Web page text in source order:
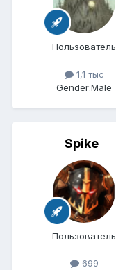
Пользователь
1,1 тыс
Gender:Male
Spike
Пользователь
699